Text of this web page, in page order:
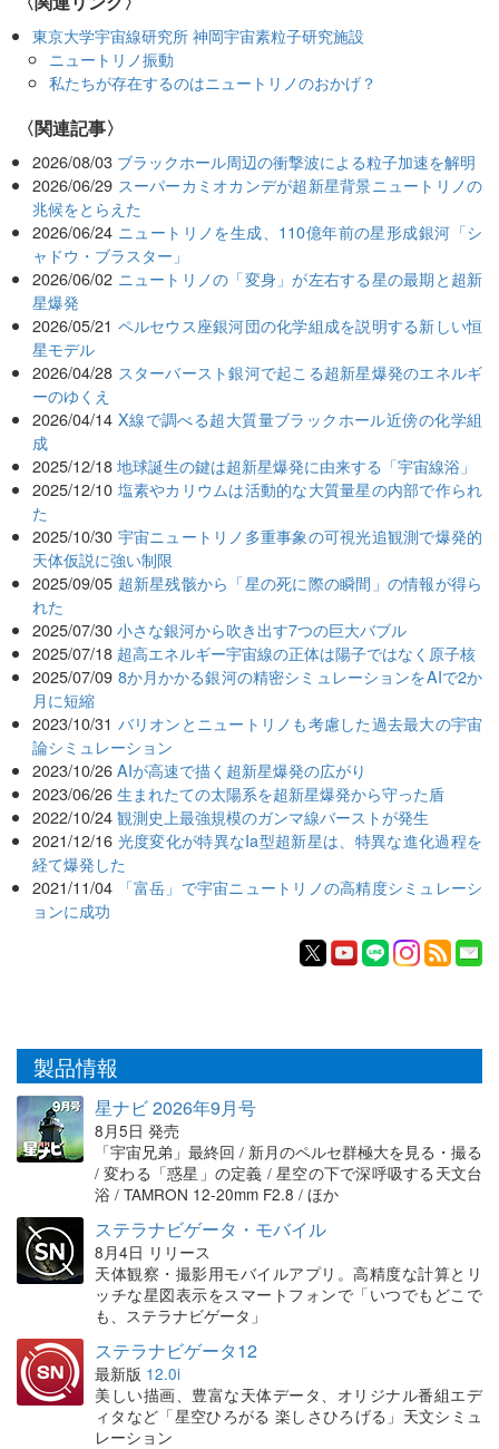
東京大学宇宙線研究所 神岡宇宙素粒子研究施設
ニュートリノ振動
私たちが存在するのはニュートリノのおかげ？
関連記事
2026/08/03 ブラックホール周辺の衝撃波による粒子加速を解明
2026/06/29 スーパーカミオカンデが超新星背景ニュートリノの
兆候をとらえた
2026/06/24 ニュートリノを生成、110億年前の星形成銀河「シ
ャドウ・ブラスター」
2026/06/02 ニュートリノの「変身」が左右する星の最期と超新
星爆発
2026/05/21 ペルセウス座銀河団の化学組成を説明する新しい恒
星モデル
2026/04/28 スターバースト銀河で起こる超新星爆発のエネルギ
ーのゆくえ
2026/04/14 X線で調べる超大質量ブラックホール近傍の化学組
成
2025/12/18 地球誕生の鍵は超新星爆発に由来する「宇宙線浴」
2025/12/10 塩素やカリウムは活動的な大質量星の内部で作られ
た
2025/10/30 宇宙ニュートリノ多重事象の可視光追観測で爆発的
天体仮説に強い制限
2025/09/05 超新星残骸から「星の死に際の瞬間」の情報が得ら
れた
2025/07/30 小さな銀河から吹き出す7つの巨大バブル
2025/07/18 超高エネルギー宇宙線の正体は陽子ではなく原子核
2025/07/09 8か月かかる銀河の精密シミュレーションをAIで2か
月に短縮
2023/10/31 バリオンとニュートリノも考慮した過去最大の宇宙
論シミュレーション
2023/10/26 AIが高速で描く超新星爆発の広がり
2023/06/26 生まれたての太陽系を超新星爆発から守った盾
2022/10/24 観測史上最強規模のガンマ線バーストが発生
2021/12/16 光度変化が特異なIa型超新星は、特異な進化過程を
経て爆発した
2021/11/04
「富岳」で宇宙ニュートリノの高精度シミュレーシ
ョンに成功
製品情報
星ナビ 2026年9月号
8月5日 発売
「宇宙兄弟」最終回 / 新月のペルセ群極大を見る・撮る
/ 変わる「惑星」の定義 / 星空の下で深呼吸する天文台
浴 / TAMRON 12-20mm F2.8 / ほか
ステラナビゲータ・モバイル
8月4日 リリース
天体観察・撮影用モバイルアプリ。高精度な計算とリ
ッチな星図表示をスマートフォンで「いつでもどこで
も、ステラナビゲータ」
ステラナビゲータ12
最新版 12.0i
美しい描画、豊富な天体データ、オリジナル番組エデ
ィタなど「星空ひろがる 楽しさひろげる」天文シミュ
レーション